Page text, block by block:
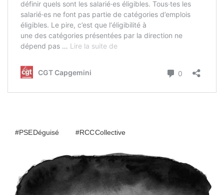
#PSE Déguisé #RCC Collective